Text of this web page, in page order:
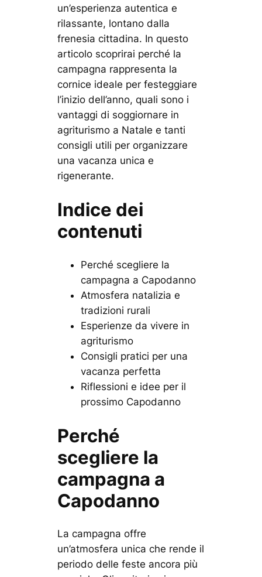
un’esperienza autentica e
rilassante, lontano dalla
frenesia cittadina. In questo
articolo scoprirai perché la
campagna rappresenta la
cornice ideale per festeggiare
l’inizio dell’anno, quali sono i
vantaggi di soggiornare in
agriturismo a Natale e tanti
consigli utili per organizzare
una vacanza unica e
rigenerante.
Indice dei
contenuti
Perché scegliere la
campagna a Capodanno
Atmosfera natalizia e
tradizioni rurali
Esperienze da vivere in
agriturismo
Consigli pratici per una
vacanza perfetta
Riflessioni e idee per il
prossimo Capodanno
Perché
scegliere la
campagna a
Capodanno
La campagna offre
un’atmosfera unica che rende il
periodo delle feste ancora più